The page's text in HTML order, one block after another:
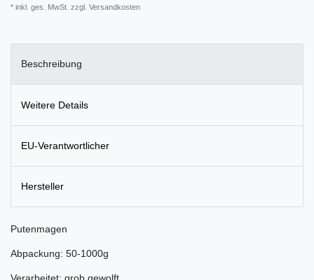
* inkl. ges. MwSt. zzgl. Versandkosten
Beschreibung
Weitere Details
EU-Verantwortlicher
Hersteller
Putenmagen
Abpackung: 50-1000g